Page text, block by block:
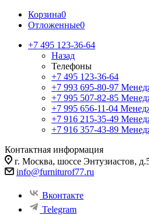
Корзина0
Отложенные0
+7 495 123-36-64
Назад
Телефоны
+7 495 123-36-64
+7 993 695-80-97
+7 995 507-82-85
+7 995 656-11-04
+7 916 215-35-49
+7 916 357-43-89
Контактная информация
г. Москва, шоссе Энтузиастов,
info@furniturof77.ru
Вконтакте
Telegram